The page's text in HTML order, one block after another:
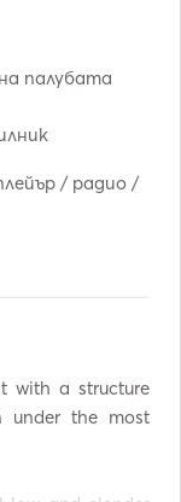
палубата
/ радио /
with a structure
the most